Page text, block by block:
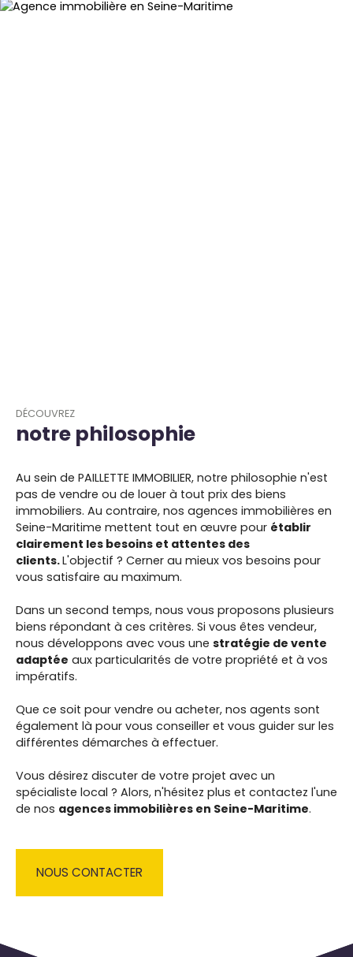
DÉCOUVREZ
notre philosophie
Au sein de PAILLETTE IMMOBILIER, notre philosophie n'est
pas de vendre ou de louer à tout prix des biens
immobiliers. Au contraire, nos agences immobilières en
Seine-Maritime mettent tout en œuvre pour établir
clairement les besoins et attentes des
clients.L'objectif ? Cerner au mieux vos besoins pour
vous satisfaire au maximum.
Dans un second temps, nous vous proposons plusieurs
biens répondant à ces critères. Si vous êtes vendeur,
nous développons avec vous une stratégie de vente
adaptée aux particularités de votre propriété et à vos
impératifs.
Que ce soit pour vendre ou acheter, nos agents sont
également là pour vous conseiller et vous guider sur les
différentes démarches à effectuer.
Vous désirez discuter de votre projet avec un
spécialiste local ? Alors, n'hésitez plus et contactez l'une
de nos agences immobilières en Seine-Maritime.
NOUS CONTACTER